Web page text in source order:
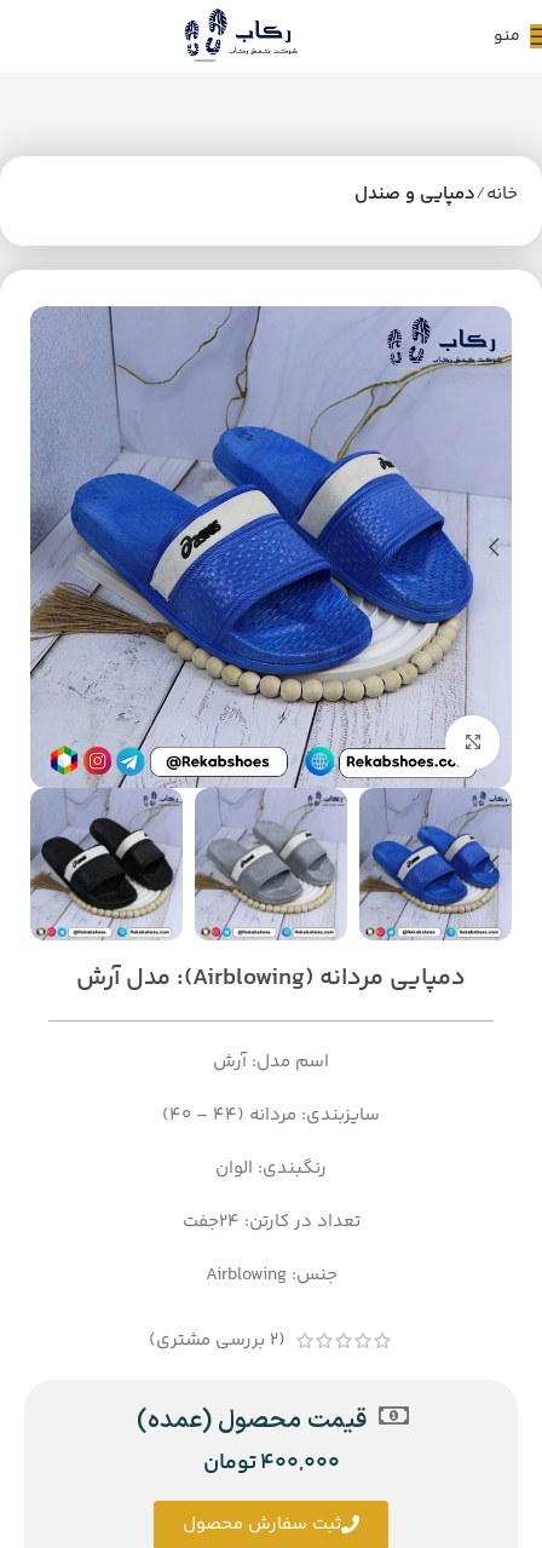
منو
خانه دمپایی و صندل
دمپایی مردانه (Airblowing): مدل آرش
اسم مدل: آرش
سایزبندی: مردانه (44 – 40)
رنگبندی: الوان
تعداد در کارتن: 24جفت
جنس: Airblowing
(
2 بررسی مشتری)
قیمت محصول (عمده)
400,000تومان
ثبت سفارش محصول
بزرگنمایی تصویر